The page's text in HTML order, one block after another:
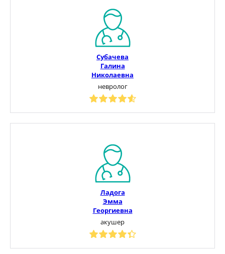
Субачева
Галина
Николаевна
невролог
Ладога
Эмма
Георгиевна
акушер